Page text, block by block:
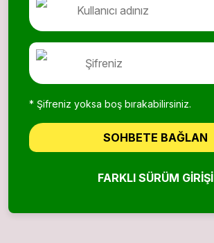
* Şifreniz yoksa boş bırakabilirsiniz.
SOHBETE BAĞLAN
FARKLI SÜRÜM GIRIŞI